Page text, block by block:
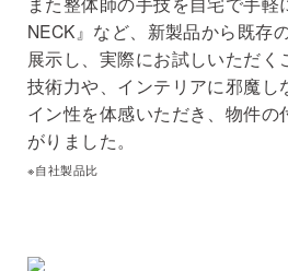
NECK』など、新製品から既存
展示し、実際にお試しいただく
技術力や、インテリアに邪魔し
イン性を体感いただき、物件の
がりました。
※自社製品比